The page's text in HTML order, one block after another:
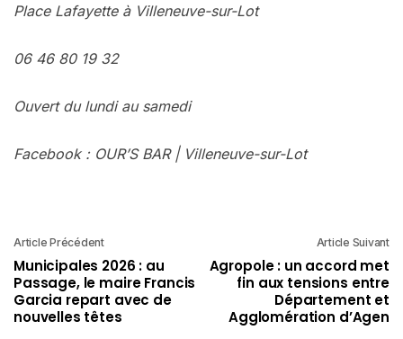
Place Lafayette à Villeneuve-sur-Lot
06 46 80 19 32
Ouvert du lundi au samedi
Facebook : OUR’S BAR | Villeneuve-sur-Lot
Article Précédent
Municipales 2026 : au
Passage, le maire Francis
Garcia repart avec de
nouvelles têtes
Article Suivant
Agropole : un accord met
fin aux tensions entre
Département et
Agglomération d’Agen